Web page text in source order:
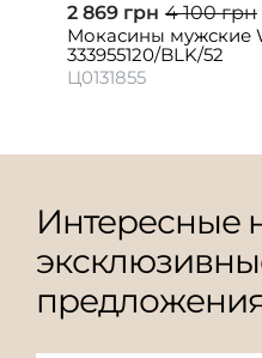
2 869 грн 4 100 грн
Мокасины мужские
333955120/BLK/52
Ц0131855
Интересные